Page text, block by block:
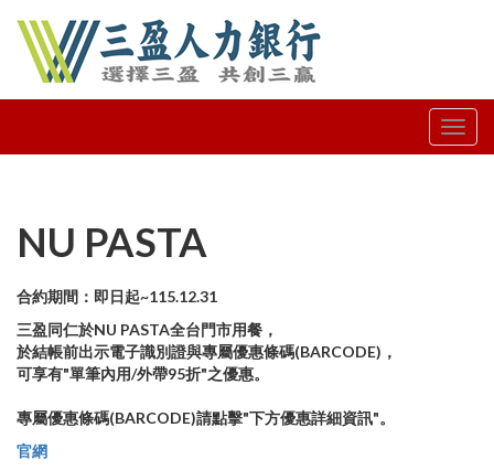
NU PASTA
合約期間：即日起~115.12.31
三盈同仁於NU PASTA全台門市用餐，
於結帳前出示電子識別證與專屬優惠條碼(BARCODE)，
可享有"單筆內用/外帶95折"之優惠。
專屬優惠條碼(BARCODE)請點擊"下方優惠詳細資訊"。
官網